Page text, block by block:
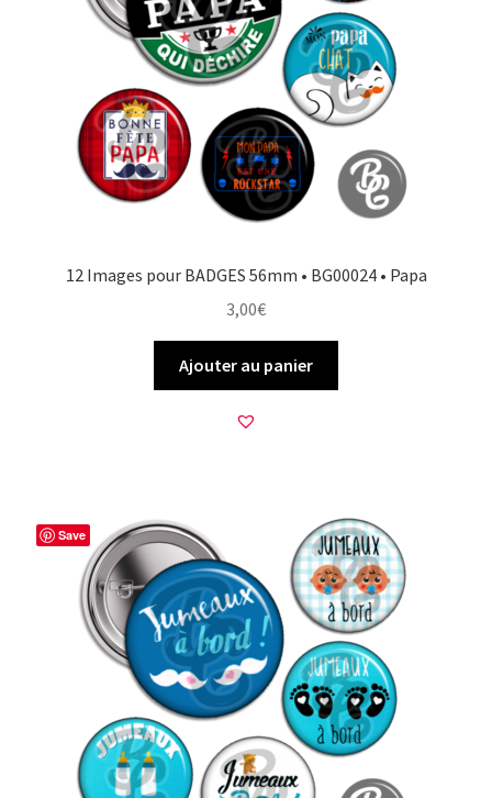
12 Images pour BADGES 56mm • BG00024 • Papa
3,00€
Ajouter au panier
Save